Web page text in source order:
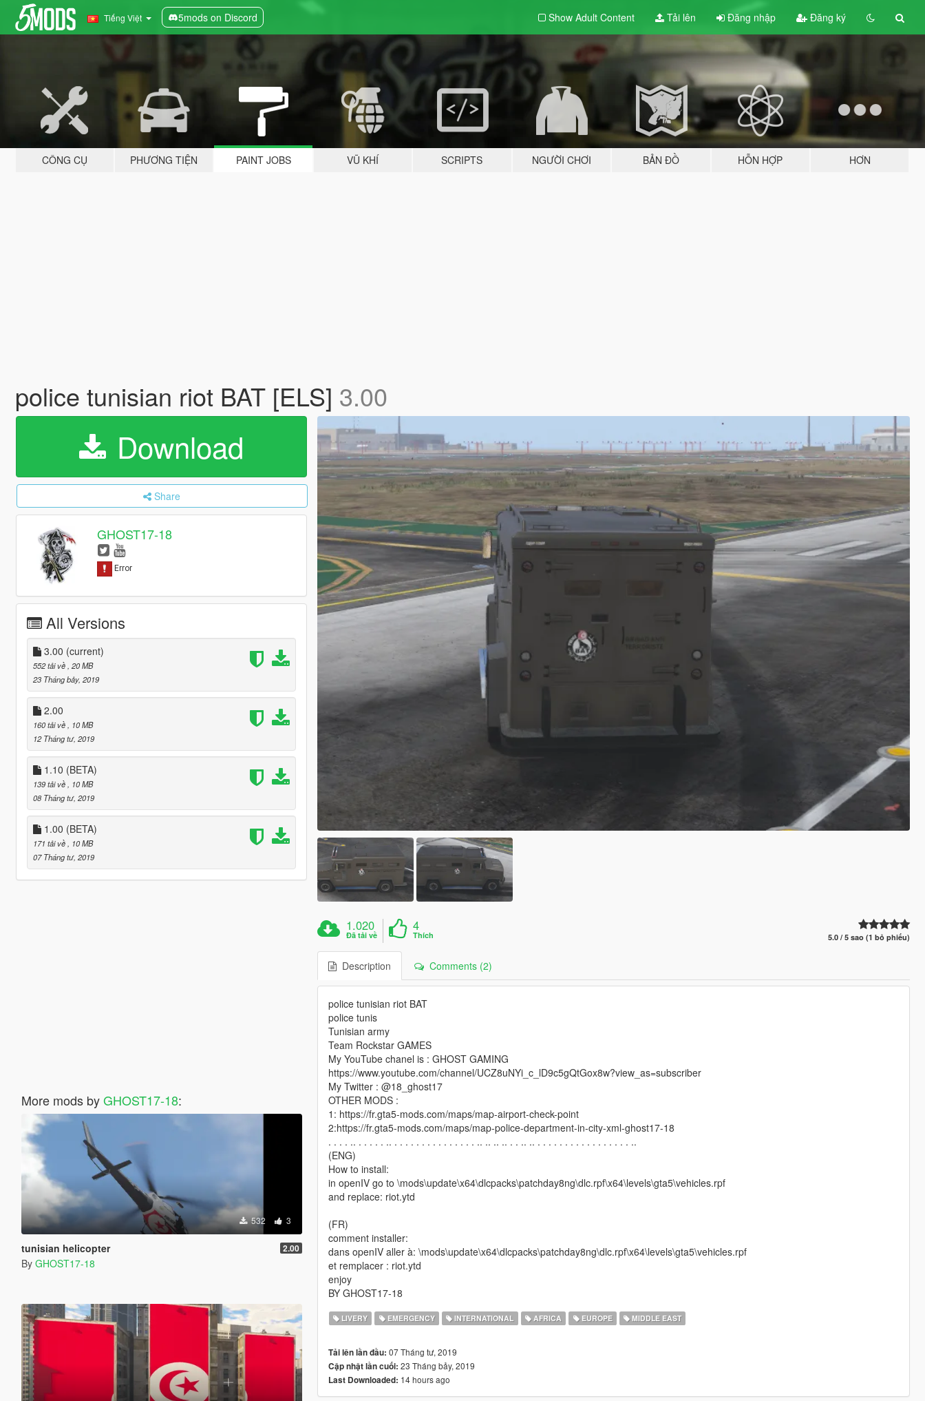
Tiếng Việt 5mods on Discord Show Adult Content Tải lên Đăng nhập Đăng ký
CÔNG CỤ PHƯƠNG TIỆN PAINT JOBS VŨ KHÍ SCRIPTS NGƯỜI CHƠI BẢN ĐỒ HỖN HỢP HƠN
police tunisian riot BAT [ELS] 3.00
Download
Share
GHOST17-18
All Versions
3.00 (current)
552 tải về , 20 MB
23 Tháng bảy, 2019
2.00
160 tải về
, 10 MB
12 Tháng tư, 2019
1.10 (BETA)
139 tải về
, 10 MB
08 Tháng tư, 2019
1.00 (BETA)
171 tải về
, 10 MB
07 Tháng tư, 2019
More mods byGHOST17-18:
532 3
tunisian helicopter 2.00
By GHOST17-18
1.020
Đã tải về
4
Thích 5.0 / 5 sao (1 bỏ phiếu)
Description Comments (2)
police tunisian riot BAT
police tunis
Tunisian army
Team Rockstar GAMES
My YouTube chanel is : GHOST GAMING
https://www.youtube.com/channel/UCZ8uNYi_c_lD9c5gQtGox8w?view_as=subscriber
My Twitter : @18_ghost17
OTHER MODS :
1: https://fr.gta5-mods.com/maps/map-airport-check-point
2:https://fr.gta5-mods.com/maps/map-police-department-in-city-xml-ghost17-18
. . . . .. . . . . . .. . . . . . . . . . . . . . . . .. .. .. .. . . .. .. . . . . . . . . . . . . . . . . . ..
(ENG)
How to install:
in openIV go to \mods\update\x64\dlcpacks\patchday8ng\dlc.rpf\x64\levels\gta5\vehicles.rpf
and replace: riot.ytd
(FR)
comment installer:
dans openIV aller à: \mods\update\x64\dlcpacks\patchday8ng\dlc.rpf\x64\levels\gta5\vehicles.rpf
et remplacer : riot.ytd
enjoy
BY GHOST17-18
LIVERY EMERGENCY INTERNATIONAL AFRICA EUROPE MIDDLE EAST
Tải lên lần đầu: 07 Tháng tư, 2019
Cập nhật lần cuối: 23 Tháng bảy, 2019
Last Downloaded: 14 hours ago